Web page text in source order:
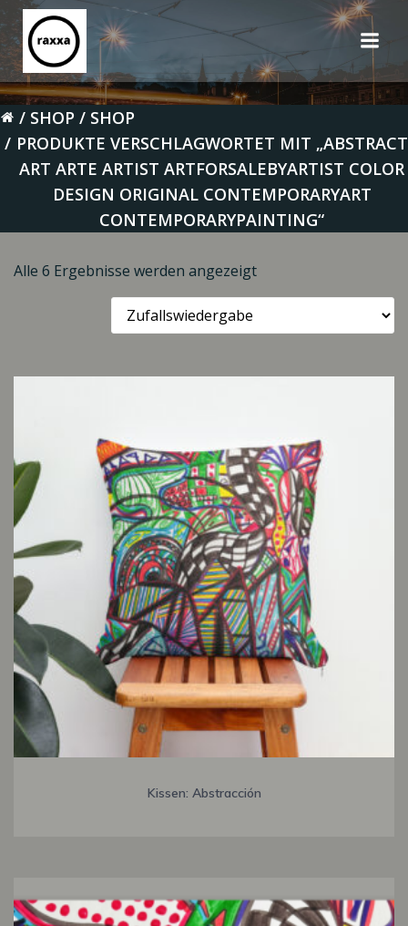
Inhalt
SHOP
SHOP
PRODUKTE VERSCHLAGWORTET MIT „ABSTRACT
ART ARTE ARTIST ARTFORSALEBYARTIST COLOR
DESIGN ORIGINAL CONTEMPORARYART
CONTEMPORARYPAINTING“
Alle 6 Ergebnisse werden angezeigt
Kissen: Abstracción